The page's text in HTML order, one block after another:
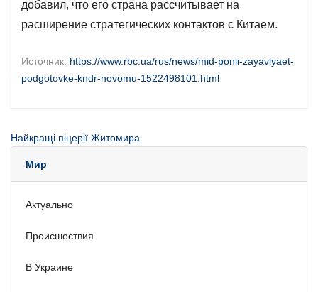
добавил, что его страна рассчитывает на
расширение стратегических контактов с Китаем.
Источник: https://www.rbc.ua/rus/news/mid-ponii-zayavlyaet-
podgotovke-kndr-novomu-1522498101.html
Найкращі піцерії Житомира
Мир
Актуально
Происшествия
В Украине